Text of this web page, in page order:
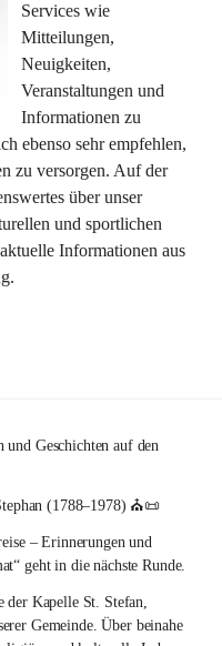
Services wie
Mitteilungen,
Neuigkeiten,
Veranstaltungen und
Informationen zu
ebenso sehr empfehlen,
zu versorgen. Auf der
über unser
und sportlichen
Informationen aus
Geschichten auf den
(1788–1978) ⛪📜
– Erinnerungen und
geht in die nächste Runde.
der Kapelle St. Stefan,
Gemeinde. Über beinahe